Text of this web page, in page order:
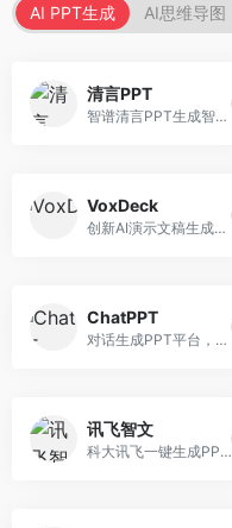
AI PPT生成 AI思维导图
清言PPT
智谱清言PPT生成智能体，基于GLM大模型。面向智谱用户，支持对话生成PPT、内容优化等服务，与智谱生态深度整合。
VoxDeck
创新AI演示文稿生成工具，支持语音交互创作。面向职场人士，支持语音输入、PPT生成、内容优化等功能，语音创作体验便捷。
ChatPPT
对话生成PPT平台，支持自然语言交互创作。面向职场人士和教育工作者，通过对话方式完成PPT制作，交互体验友好，创作过程直观。
讯飞智文
科大讯飞一键生成PPT和Word工具，整合语音技术。面向职场人士，支持语音输入、文档生成、格式调整等功能，办公效率显著提升。